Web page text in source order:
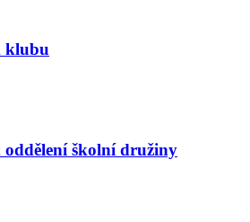
klubu
oddělení školní družiny